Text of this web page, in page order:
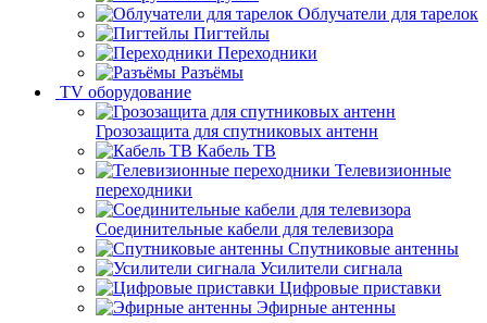
Облучатели для тарелок
Пигтейлы
Переходники
Разъёмы
TV оборудование
Грозозащита для спутниковых антенн
Кабель ТВ
Телевизионные
переходники
Соединительные кабели для телевизора
Спутниковые антенны
Усилители сигнала
Цифровые приставки
Эфирные антенны